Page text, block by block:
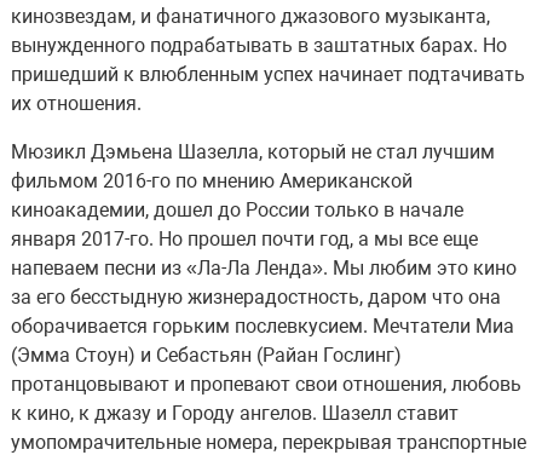
кинозвездам, и фанатичного джазового музыканта,
вынужденного подрабатывать в заштатных барах. Но
пришедший к влюбленным успех начинает подтачивать
их отношения.
Мюзикл Дэмьена Шазелла, который не стал лучшим
фильмом 2016-го по мнению Американской
киноакадемии, дошел до России только в начале
января 2017-го. Но прошел почти год, а мы все еще
напеваем песни из «Ла-Ла Ленда». Мы любим это кино
за его бесстыдную жизнерадостность, даром что она
оборачивается горьким послевкусием. Мечтатели Миа
(Эмма Стоун) и Себастьян (Райан Гослинг)
протанцовывают и пропевают свои отношения, любовь
к кино, к джазу и Городу ангелов. Шазелл ставит
умопомрачительные номера, перекрывая транспортные